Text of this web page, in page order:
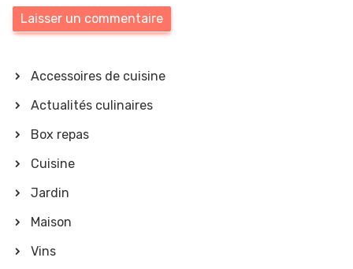
Accessoires de cuisine
Actualités culinaires
Box repas
Cuisine
Jardin
Maison
Vins